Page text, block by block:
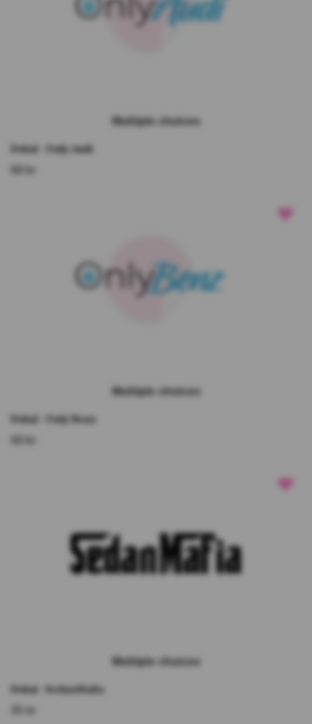
Multiple choices
Dekal - Only Audi
Multiple choices
Dekal - Only Benz
Multiple choices
Dekal - SedanMafia